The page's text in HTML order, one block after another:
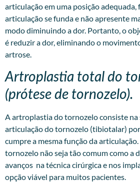
articulação em uma posição adequada,
articulação se funda e não apresente
modo diminuindo a dor. Portanto, o
é reduzir a dor, eliminando o
artrose.
Artroplastia total do
(prótese de tornozelo).
A artroplastia do tornozelo consiste
articulação do tornozelo (tibiotalar)
cumpre a mesma função da
tornozelo não seja tão comum como a
avanços na técnica cirúrgica e nos
opção viável para muitos pacientes.